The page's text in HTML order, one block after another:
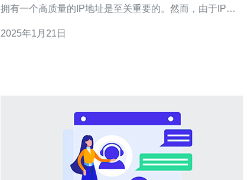
拥有一个高质量的IP地址是至关重要的。然而，由于IP地
面，台湾成为了一个备受关注的选择，因为它提供了高质
2025年1月21日